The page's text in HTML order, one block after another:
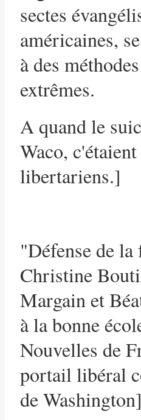
sectes
américaines,
à des
extrêmes.
A quand le
Waco,
libertariens.]
"Défense de
Christine
Margain et
à la bonne
Nouvelles de
portail libéral
de Washington]